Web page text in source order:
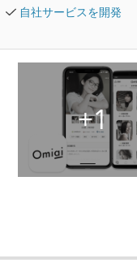
自社サービスを開発